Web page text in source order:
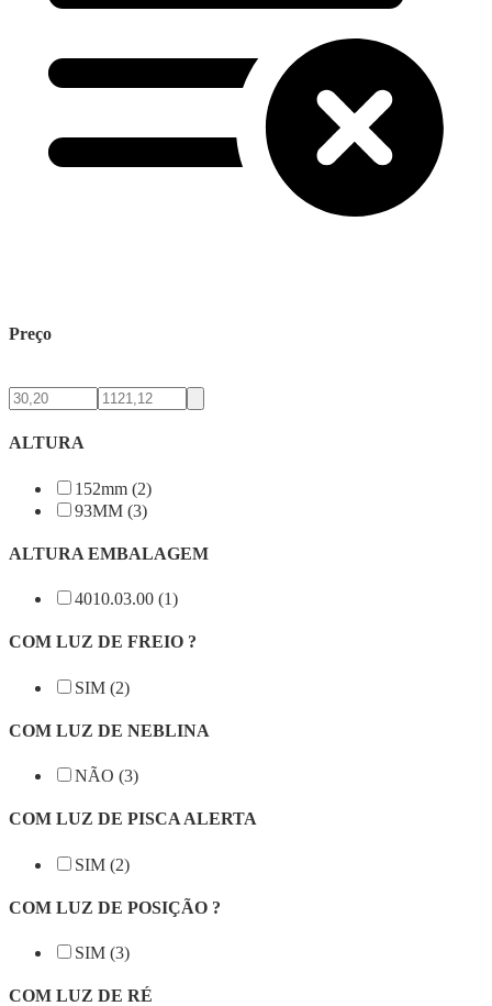
Preço
ALTURA
152mm (2)
93MM (3)
ALTURA EMBALAGEM
4010.03.00 (1)
COM LUZ DE FREIO ?
SIM (2)
COM LUZ DE NEBLINA
NÃO (3)
COM LUZ DE PISCA ALERTA
SIM (2)
COM LUZ DE POSIÇÃO ?
SIM (3)
COM LUZ DE RÉ